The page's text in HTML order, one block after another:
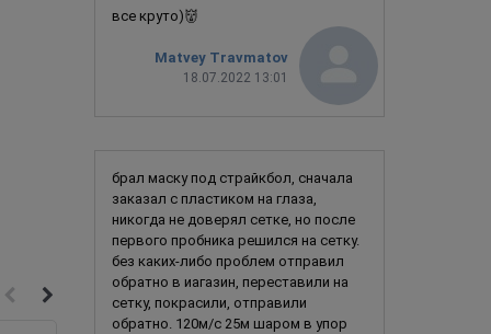
Matvey Travmatov
18.07.2022 13:01
все круто)👹
брал маску под страйкбол, сначала
заказал с пластиком на глаза,
никогда не доверял сетке, но после
первого пробника решился на сетку.
без каких-либо проблем отправил
обратно в иагазин, переставили на
сетку, покрасили, отправили
обратно. 120м/с 25м шаром в упор